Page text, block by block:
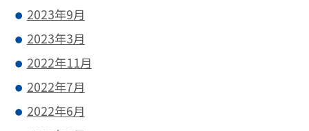
2023年9月
2023年3月
2022年11月
2022年7月
2022年6月